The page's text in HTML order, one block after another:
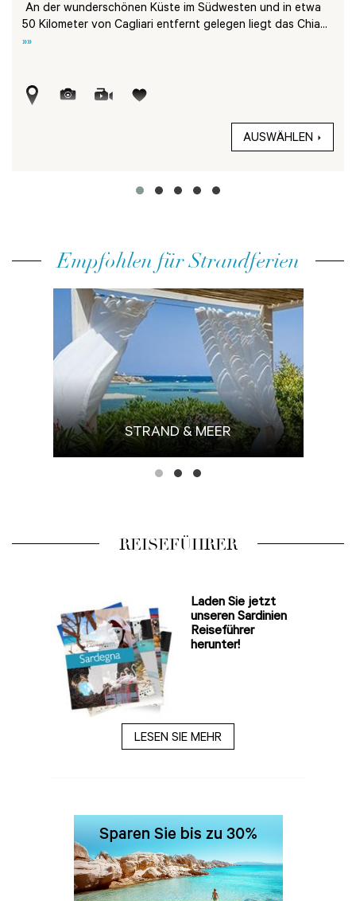
An der wunderschönen Küste im Südwesten und in etwa
50 Kilometer von Cagliari entfernt gelegen liegt das Chia...
»»
AUSWÄHLEN
Empfohlen für Strandferien
STRAND & MEER
REISEFÜHRER
Laden Sie jetzt
unseren Sardinien
Reiseführer
herunter!
LESEN SIE MEHR